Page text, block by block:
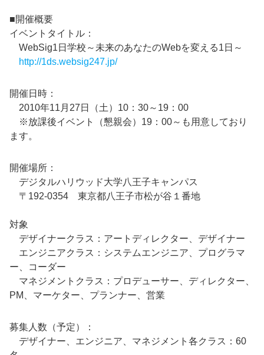
■開催概要
イベントタイトル：
WebSig1日学校～未来のあなたのWebを変える1日～
http://1ds.websig247.jp/
開催日時：
2010年11月27日（土）10：30～19：00
※放課後イベント（懇親会）19：00～も用意しており
ます。
開催場所：
デジタルハリウッド大学八王子キャンパス
〒192-0354 東京都八王子市松が谷１番地
対象
デザイナークラス：アートディレクター、デザイナー
エンジニアクラス：システムエンジニア、プログラマ
ー、コーダー
マネジメントクラス：プロデューサー、ディレクター、
PM、マーケター、プランナー、営業
募集人数（予定）：
デザイナー、エンジニア、マネジメント各クラス：60